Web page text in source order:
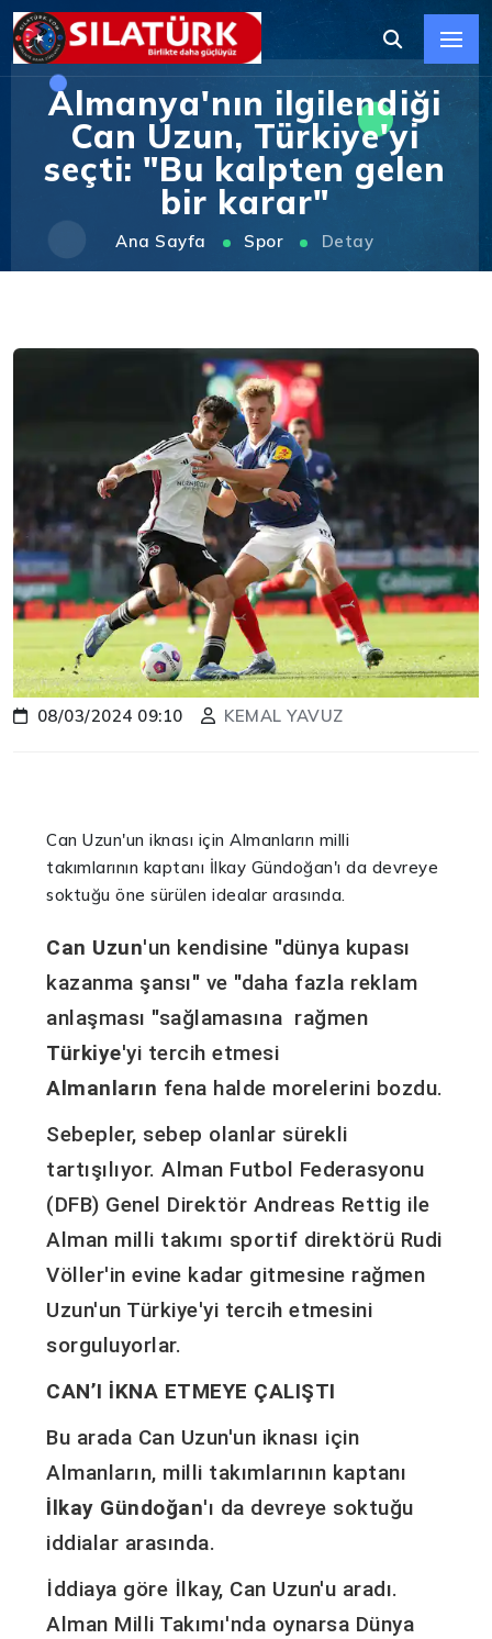
Almanya'nın ilgilendiği
Can Uzun, Türkiye'yi
seçti: "Bu kalpten gelen
bir karar"
Ana Sayfa Spor Detay
08/03/2024 09:10 KEMAL YAVUZ
Can Uzun'un iknası için Almanların milli
takımlarının kaptanı İlkay Gündoğan'ı da devreye
soktuğu öne sürülen idealar arasında.
Can Uzun'un kendisine "dünya kupası
kazanma şansı" ve "daha fazla reklam
anlaşması "sağlamasına rağmen
Türkiye'yi tercih etmesi
Almanların fena halde morelerini bozdu.
Sebepler, sebep olanlar sürekli
tartışılıyor. Alman Futbol Federasyonu
(DFB) Genel Direktör Andreas Rettig ile
Alman milli takımı sportif direktörü Rudi
Völler'in evine kadar gitmesine rağmen
Uzun'un Türkiye'yi tercih etmesini
sorguluyorlar.
CAN’I İKNA ETMEYE ÇALIŞTI
Bu arada Can Uzun'un iknası için
Almanların, milli takımlarının kaptanı
İlkay Gündoğan'ı da devreye soktuğu
iddialar arasında.
İddiaya göre İlkay, Can Uzun'u aradı.
Alman Milli Takımı'nda oynarsa Dünya